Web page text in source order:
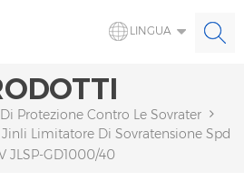
LINGUA
Protezione Contro Le Sovratensioni
Limitatore Di Sovratensione Spd
JLSP-GD1000/40